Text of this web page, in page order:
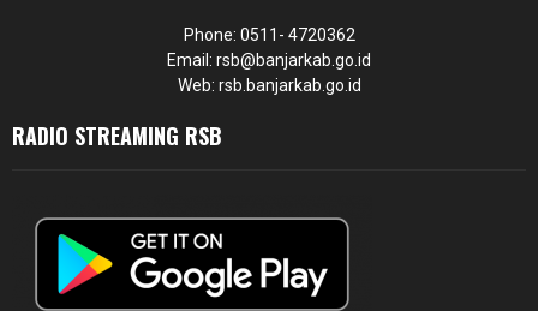
Phone: 0511- 4720362
Email: rsb@banjarkab.go.id
Web: rsb.banjarkab.go.id
RADIO STREAMING RSB